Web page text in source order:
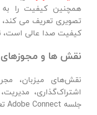
همچنین کیفیت را
تصویری تعریف می
کیفیت صدا عالی است،
نقش ها و
نقش‌های میزبان،
اشتراک‌گذاری،
جلسه Adobe Connect تعیین می‌کنند.